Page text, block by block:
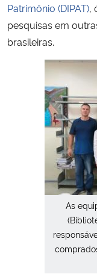
Ministério do
Ministério da Mulher, da
Secretaria-Geral
Secretaria de Governo
Gabinete de Segurança
Advocacia-Geral da União
Banco Central do Brasil
Patrimônio (DIPAT),
pesquisas em
brasileiras.
As